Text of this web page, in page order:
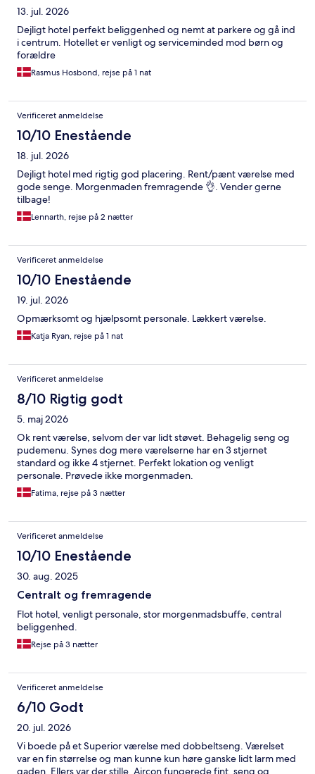
13. jul. 2026
Dejligt hotel perfekt beliggenhed og nemt at parkere og gå ind
i centrum. Hotellet er venligt og serviceminded mod børn og
forældre
Rasmus Hosbond, rejse på 1 nat
Verificeret anmeldelse
10/10 Enestående
18. jul. 2026
Dejligt hotel med rigtig god placering. Rent/pænt værelse med
gode senge. Morgenmaden fremragende 👌. Vender gerne
tilbage!
Lennarth, rejse på 2 nætter
Verificeret anmeldelse
10/10 Enestående
19. jul. 2026
Opmærksomt og hjælpsomt personale. Lækkert værelse.
Katja Ryan, rejse på 1 nat
Verificeret anmeldelse
8/10 Rigtig godt
5. maj 2026
Ok rent værelse, selvom der var lidt støvet. Behagelig seng og
pudemenu. Synes dog mere værelserne har en 3 stjernet
standard og ikke 4 stjernet. Perfekt lokation og venligt
personale. Prøvede ikke morgenmaden.
Fatima, rejse på 3 nætter
Verificeret anmeldelse
10/10 Enestående
30. aug. 2025
Centralt og fremragende
Flot hotel, venligt personale, stor morgenmadsbuffe, central
beliggenhed.
Rejse på 3 nætter
Verificeret anmeldelse
6/10 Godt
20. jul. 2026
Vi boede på et Superior værelse med dobbeltseng. Værelset
var en fin størrelse og man kunne kun høre ganske lidt larm med
gaden. Ellers var der stille. Aircon fungerede fint, seng og